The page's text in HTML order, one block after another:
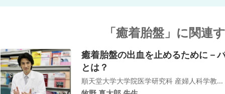
「癒着胎盤」に関連
癒着胎盤の出血を止めるために－
とは？
順天堂大学大学院医学研究科 産婦人科学教...